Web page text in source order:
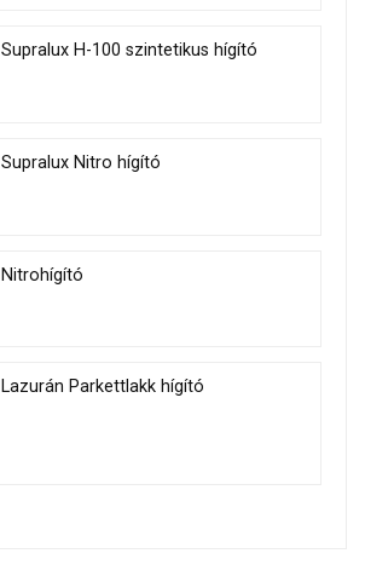
Supralux H-100 szintetikus hígító
Supralux Nitro hígító
Nitrohígító
Lazurán Parkettlakk hígító